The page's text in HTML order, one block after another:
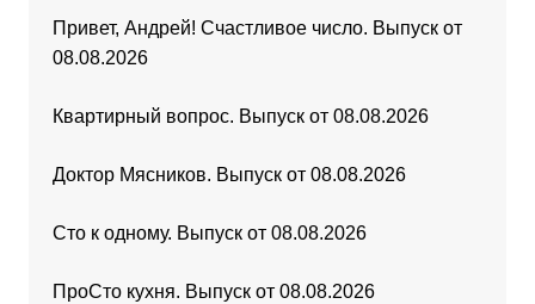
Привет, Андрей! Счастливое число. Выпуск от
08.08.2026
Квартирный вопрос. Выпуск от 08.08.2026
Доктор Мясников. Выпуск от 08.08.2026
Сто к одному. Выпуск от 08.08.2026
ПроСто кухня. Выпуск от 08.08.2026